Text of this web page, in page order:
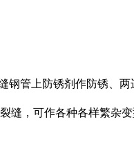
管上防锈剂作防锈、两
缝，可作各种各样繁杂